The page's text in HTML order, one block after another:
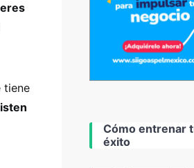
tiene
Cómo entrenar
éxito